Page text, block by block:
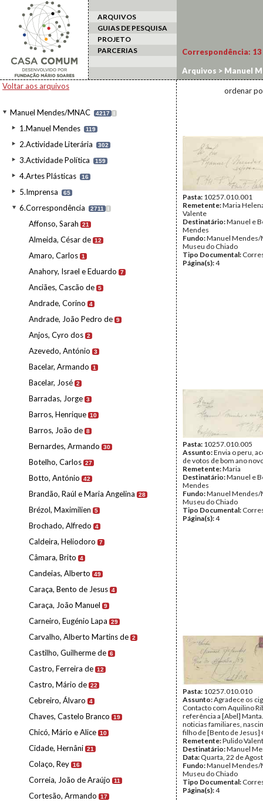
ARQUIVOS
GUIAS DE PESQUISA
PROJETO
PARCERIAS
Voltar aos arquivos
Manuel Mendes/MNAC 4217 I
1.Manuel Mendes 119
2.Actividade Literária 302
3.Actividade Política 159
4.Artes Plásticas 16
5.Imprensa 65
6.Correspondência 2711 I
Affonso, Sarah 21
Almeida, César de 12
Amaro, Carlos 1
Anahory, Israel e Eduardo 7
Anciães, Cascão de 5
Andrade, Corino 4
Andrade, João Pedro de 9
Anjos, Cyro dos 2
Azevedo, António 3
Bacelar, Armando 1
Bacelar, José 2
Barradas, Jorge 3
Barros, Henrique 10
Barros, João de 8
Bernardes, Armando 30
Botelho, Carlos 27
Botto, António 42
Brandão, Raúl e Maria Angelina 28
Brézol, Maximilien 5
Brochado, Alfredo 4
Caldeira, Heliodoro 7
Câmara, Brito 4
Candeias, Alberto 49
Caraça, Bento de Jesus 4
Caraça, João Manuel 9
Carneiro, Eugénio Lapa 29
Carvalho, Alberto Martins de 2
Castilho, Guilherme de 6
Castro, Ferreira de 12
Castro, Mário de 22
Cebreiro, Álvaro 4
Chaves, Castelo Branco 19
Chicó, Mário e Alice 10
Cidade, Hernâni 21
Colaço, Rey 16
Correia, João de Araújo 11
Cortesão, Armando 17
Correspondência: 13
Arquivos > Manuel
ordenar
Pasta: 10257.010.001
Remetente:Maria
Valente
Destinatário:Manuel e
Mendes
Fundo:Manuel Mendes/
Museu do Chiado
Tipo Documental:
Página(s):4
Pasta: 10257.010.005
Assunto:Envia o peru,
de votos de bom ano
Remetente:Maria
Destinatário:Manuel e
Mendes
Fundo:Manuel Mendes/
Museu do Chiado
Tipo Documental:
Página(s):4
Pasta: 10257.010.010
Assunto:Agradece os
Contacto com Aquilino
referência a [Abel]
noticias familiares,
filho de [Bento de Jesus]
Remetente:Pulido
Destinatário:Manuel
Data: Quarta, 22 de
Fundo:Manuel Mendes/
Museu do Chiado
Tipo Documental:
Página(s):4